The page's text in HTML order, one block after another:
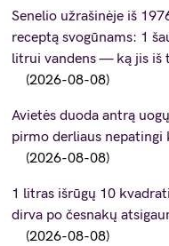
Senelio užrašinėje iš
receptą svogūnams: 1
litrui vandens — ką jis iš
2026-08-08
Avietės duoda antrą
pirmo derliaus nepatingi
2026-08-08
1 litras išrūgų 10
dirva po česnakų
2026-08-08